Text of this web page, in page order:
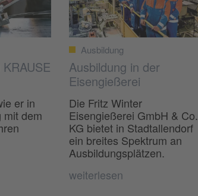
er in
mit dem
Ausbildung
Ausbildung in der
Eisengießerei
Die Fritz Winter
Eisengießerei GmbH & Co.
KG bietet in Stadtallendorf
ein breites Spektrum an
Ausbildungsplätzen.
weiterlesen